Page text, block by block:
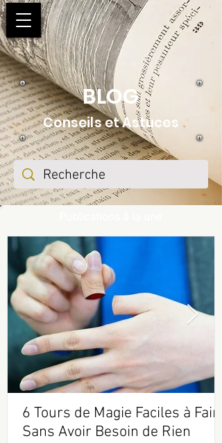
BLOG
Conseils et Astuces
6 Tours de Magie Faciles à Faire
Sans Avoir Besoin de Rien